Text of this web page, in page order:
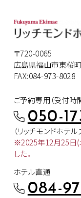
〒720-0065
広島県福山市東桜
FAX:084-973-8028
ご予約専用（受付時
050-
（リッチモンドホテ
※2025年12月25日(
した。
ホテル直通
084-